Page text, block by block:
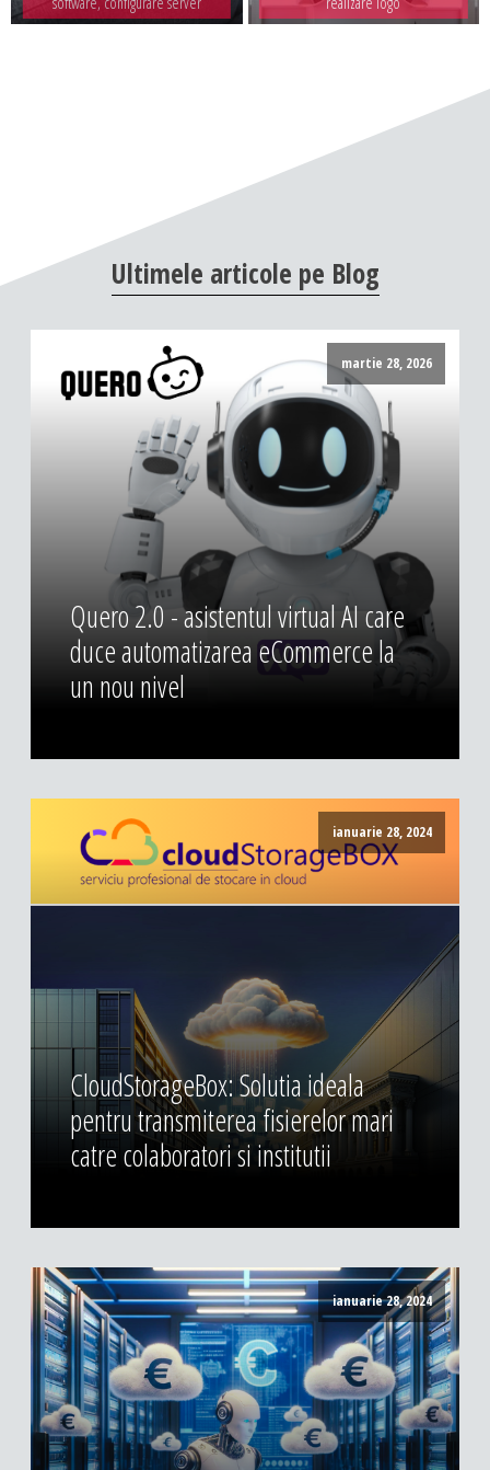
Ultimele articole pe Blog
martie 28, 2026
Quero 2.0 - asistentul virtual AI care
duce automatizarea eCommerce la
un nou nivel
ianuarie 28, 2024
CloudStorageBox: Solutia ideala
pentru transmiterea fisierelor mari
catre colaboratori si institutii
ianuarie 28, 2024